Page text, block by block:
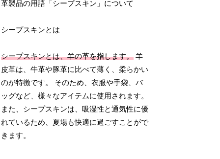
革製品の用語「シープスキン」について
シープスキンとは
シープスキンとは、羊の革を指します。 羊
皮革は、牛革や豚革に比べて薄く、柔らかい
のが特徴です。 そのため、衣服や手袋、バ
ッグなど、様々なアイテムに使用されます。
また、シープスキンは、吸湿性と通気性に優
れているため、夏場も快適に過ごすことがで
きます。